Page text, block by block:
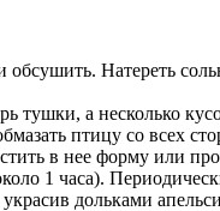
Натереть
тушки, а несколько
птицу со всех
в нее форму или
1 часа).
дольками